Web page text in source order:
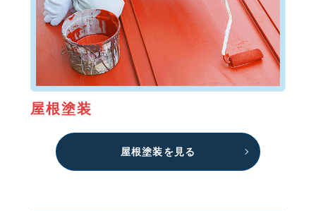
屋根塗装
屋根塗装を見る